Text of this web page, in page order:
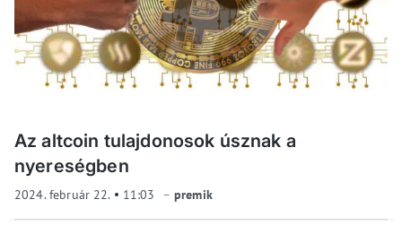
Az altcoin tulajdonosok úsznak a
nyereségben
2024. február 22. 11:03 premik